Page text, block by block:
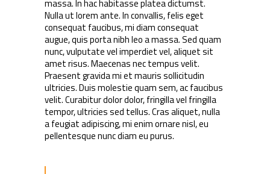
massa. In hac habitasse platea dictumst.
Nulla ut lorem ante. In convallis, felis eget
consequat faucibus, mi diam consequat
augue, quis porta nibh leo a massa. Sed quam
nunc, vulputate vel imperdiet vel, aliquet sit
amet risus. Maecenas nec tempus velit.
Praesent gravida mi et mauris sollicitudin
ultricies. Duis molestie quam sem, ac faucibus
velit. Curabitur dolor dolor, fringilla vel fringilla
tempor, ultricies sed tellus. Cras aliquet, nulla
a feugiat adipiscing, mi enim ornare nisl, eu
pellentesque nunc diam eu purus.